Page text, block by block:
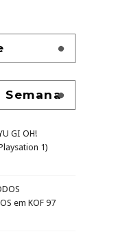
Semana
GI OH!
1)
em KOF 97